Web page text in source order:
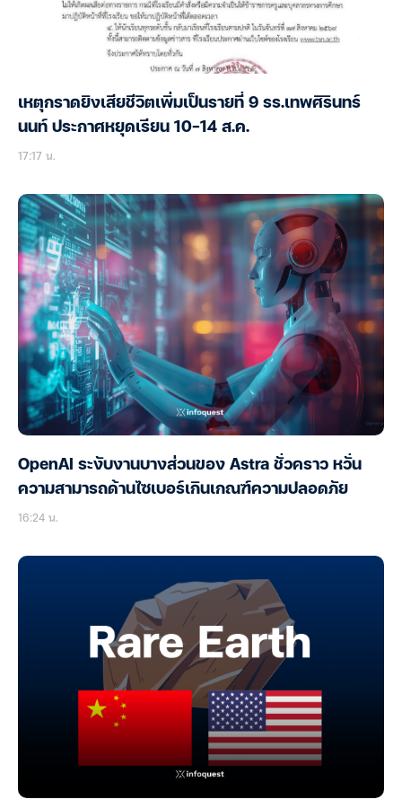
เหตุกราดยิงเสียชีวิตเพิ่มเป็นรายที่ 9 รร.เทพศิรินทร์
นนท์ ประกาศหยุดเรียน 10-14 ส.ค.
17:17 น.
OpenAI ระงับงานบางส่วนของ Astra ชั่วคราว หวั่น
ความสามารถด้านไซเบอร์เกินเกณฑ์ความปลอดภัย
16:24 น.